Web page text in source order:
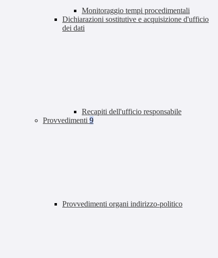
Monitoraggio tempi procedimentali
Dichiarazioni sostitutive e acquisizione d'ufficio
dei dati
Recapiti dell'ufficio responsabile
Provvedimenti 9
Provvedimenti organi indirizzo-politico